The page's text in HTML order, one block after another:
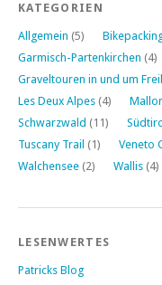
KATEGORIEN
Allgemein (5)
Garmisch-Partenkirchen (4)
Graveltouren in und um
Les Deux Alpes (4)
Schwarzwald (11)
Tuscany Trail (1) Veneto
Walchensee (2) Wallis (4)
LESENWERTES
Patricks Blog